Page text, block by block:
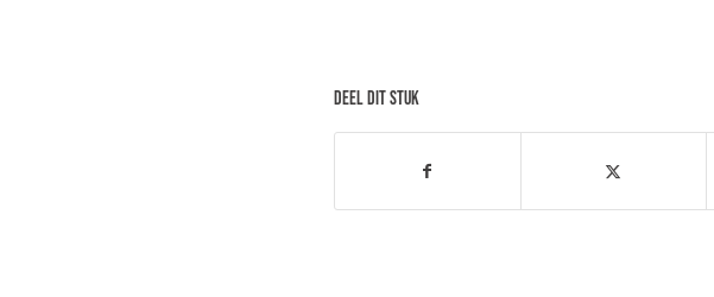
DEEL DIT STUK